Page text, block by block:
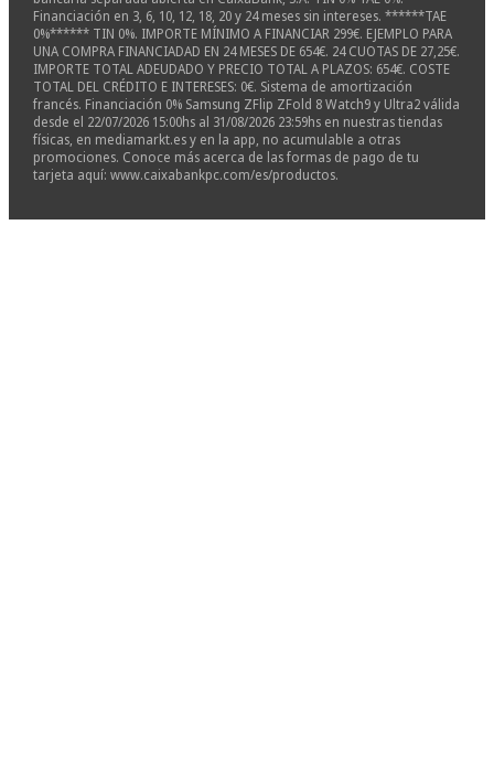
Financiación en 3, 6, 10, 12, 18, 20 y 24 meses sin intereses. ******TAE
0%****** TIN 0%. IMPORTE MÍNIMO A FINANCIAR 299€. EJEMPLO PARA
UNA COMPRA FINANCIADAD EN 24 MESES DE 654€. 24 CUOTAS DE 27,25€.
IMPORTE TOTAL ADEUDADO Y PRECIO TOTAL A PLAZOS: 654€. COSTE
TOTAL DEL CRÉDITO E INTERESES: 0€. Sistema de amortización
francés. Financiación 0% Samsung ZFlip ZFold 8 Watch9 y Ultra2 válida
desde el 22/07/2026 15:00hs al 31/08/2026 23:59hs en nuestras tiendas
físicas, en mediamarkt.es y en la app, no acumulable a otras
promociones. Conoce más acerca de las formas de pago de tu
tarjeta aquí: www.caixabankpc.com/es/productos.